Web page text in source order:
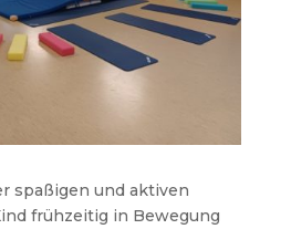
spaßigen und aktiven
frühzeitig in Bewegung